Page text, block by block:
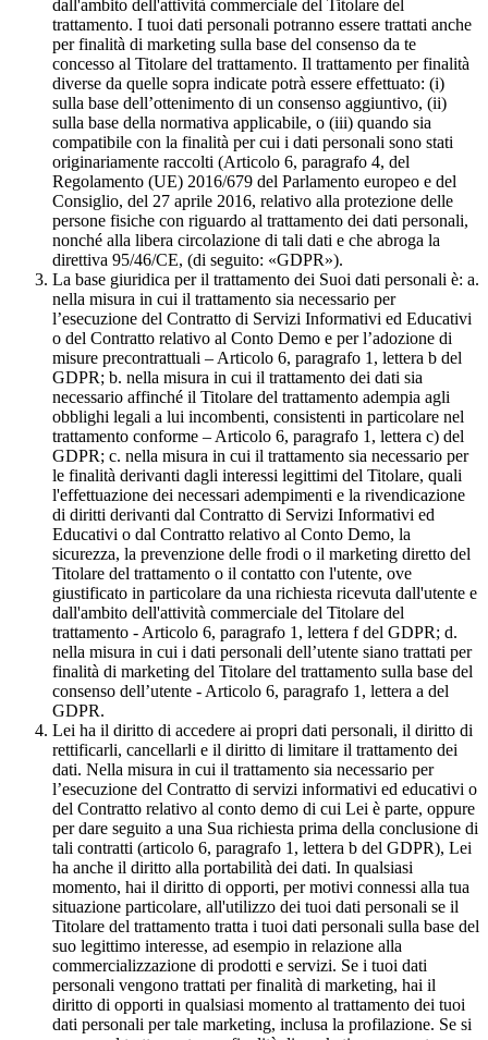
dall'ambito dell'attività commerciale del Titolare del
trattamento. I tuoi dati personali potranno essere trattati anche
per finalità di marketing sulla base del consenso da te
concesso al Titolare del trattamento. Il trattamento per finalità
diverse da quelle sopra indicate potrà essere effettuato: (i)
sulla base dell’ottenimento di un consenso aggiuntivo, (ii)
sulla base della normativa applicabile, o (iii) quando sia
compatibile con la finalità per cui i dati personali sono stati
originariamente raccolti (Articolo 6, paragrafo 4, del
Regolamento (UE) 2016/679 del Parlamento europeo e del
Consiglio, del 27 aprile 2016, relativo alla protezione delle
persone fisiche con riguardo al trattamento dei dati personali,
nonché alla libera circolazione di tali dati e che abroga la
direttiva 95/46/CE, (di seguito: «GDPR»).
La base giuridica per il trattamento dei Suoi dati personali è: a.
nella misura in cui il trattamento sia necessario per
l’esecuzione del Contratto di Servizi Informativi ed Educativi
o del Contratto relativo al Conto Demo e per l’adozione di
misure precontrattuali – Articolo 6, paragrafo 1, lettera b del
GDPR; b. nella misura in cui il trattamento dei dati sia
necessario affinché il Titolare del trattamento adempia agli
obblighi legali a lui incombenti, consistenti in particolare nel
trattamento conforme – Articolo 6, paragrafo 1, lettera c) del
GDPR; c. nella misura in cui il trattamento sia necessario per
le finalità derivanti dagli interessi legittimi del Titolare, quali
l'effettuazione dei necessari adempimenti e la rivendicazione
di diritti derivanti dal Contratto di Servizi Informativi ed
Educativi o dal Contratto relativo al Conto Demo, la
sicurezza, la prevenzione delle frodi o il marketing diretto del
Titolare del trattamento o il contatto con l'utente, ove
giustificato in particolare da una richiesta ricevuta dall'utente e
dall'ambito dell'attività commerciale del Titolare del
trattamento - Articolo 6, paragrafo 1, lettera f del GDPR; d.
nella misura in cui i dati personali dell’utente siano trattati per
finalità di marketing del Titolare del trattamento sulla base del
consenso dell’utente - Articolo 6, paragrafo 1, lettera a del
GDPR.
Lei ha il diritto di accedere ai propri dati personali, il diritto di
rettificarli, cancellarli e il diritto di limitare il trattamento dei
dati. Nella misura in cui il trattamento sia necessario per
l’esecuzione del Contratto di servizi informativi ed educativi o
del Contratto relativo al conto demo di cui Lei è parte, oppure
per dare seguito a una Sua richiesta prima della conclusione di
tali contratti (articolo 6, paragrafo 1, lettera b del GDPR), Lei
ha anche il diritto alla portabilità dei dati. In qualsiasi
momento, hai il diritto di opporti, per motivi connessi alla tua
situazione particolare, all'utilizzo dei tuoi dati personali se il
Titolare del trattamento tratta i tuoi dati personali sulla base del
suo legittimo interesse, ad esempio in relazione alla
commercializzazione di prodotti e servizi. Se i tuoi dati
personali vengono trattati per finalità di marketing, hai il
diritto di opporti in qualsiasi momento al trattamento dei tuoi
dati personali per tale marketing, inclusa la profilazione. Se si